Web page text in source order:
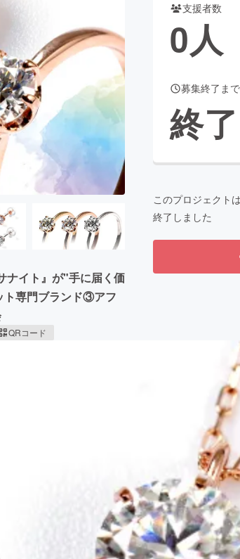
ビューティー・ヘルスケア
for Social GoodCAMPFIRE Creation
ふるさと納税 machi-ya コミュニティ
ナイト』が"手に届く価
ト専門ブランド③アフ
QRコード
支援者数
0人
募集終了ま
終了
このプロジェクトは
終了しました